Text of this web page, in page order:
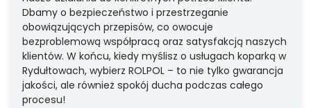
Dbamy o bezpieczeństwo i przestrzeganie
obowiązujących przepisów, co owocuje
bezproblemową współpracą oraz satysfakcją naszych
klientów. W końcu, kiedy myślisz o usługach koparką w
Rydułtowach, wybierz ROLPOL – to nie tylko gwarancja
jakości, ale również spokój ducha podczas całego
procesu!